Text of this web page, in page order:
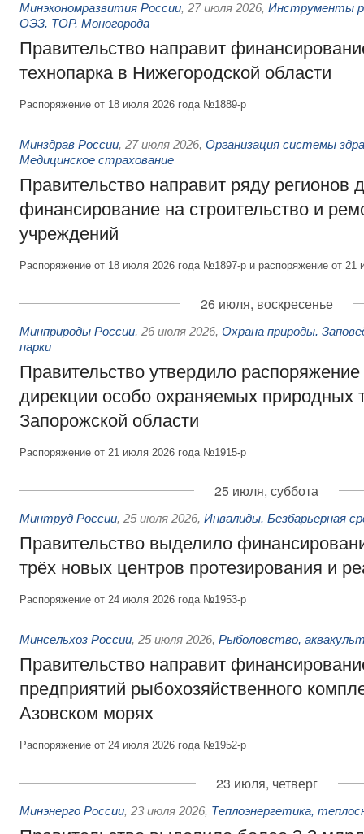
Минэкономразвития России, 27 июля 2026, Инструменты
ОЭЗ. ТОР. Моногорода
Правительство направит
технопарка в Нижегородской области
Распоряжение от 18 июля 2026 года №1889-р
Минздрав России, 27 июля 2026, Организация системы
Медицинское страхование
Правительство направит ряду регионов
финансирование на строительство и
учреждений
Распоряжение от 18 июля 2026 года №1897-р и распоряжение от
26 июля, воскресенье
Минприроды России, 26 июля 2026, Охрана природы.
парки
Правительство утвердило
дирекции особо охраняемых природных
Запорожской области
Распоряжение от 21 июля 2026 года №1915-р
25 июля, суббота
Минтруд России, 25 июля 2026, Инвалиды. Безбарьерная
Правительство выделило
трёх новых центров протезирования и
Распоряжение от 24 июля 2026 года №1953-р
Минсельхоз России, 25 июля 2026, Рыболовство,
Правительство направит
предприятий рыбохозяйственного
Азовском морях
Распоряжение от 24 июля 2026 года №1952-р
23 июля, четверг
Минэнерго России, 23 июля 2026, Теплоэнергетика,